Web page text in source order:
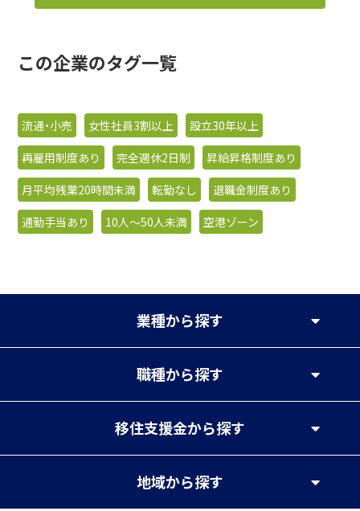
この企業のタグ一覧
流通・小売 女性社員3割以上
設立30年以上
再雇用制度あり
完全週休2日制
昇給昇格制度あり
月平均残業20時間未満
転勤なし
退職金制度あり
通勤手当あり
10人〜50人未満 空港ゾーン
業種から探す
職種から探す
移住支援金から探す
地域から探す